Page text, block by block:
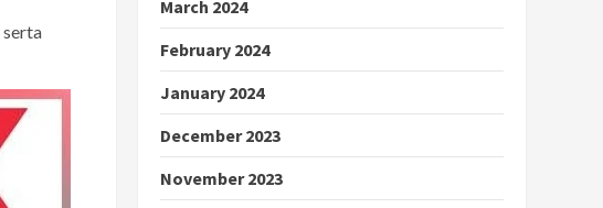
serta
March 2024
February 2024
January 2024
December 2023
November 2023